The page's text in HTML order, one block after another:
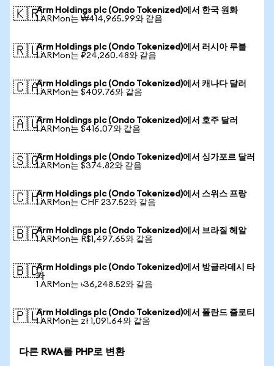
🇰🇷Arm Holdings plc (Ondo Tokenized)에서 한국 원화
1 ARMon는 ₩414,965.99와 같음
🇷🇺Arm Holdings plc (Ondo Tokenized)에서 러시아 루블
1 ARMon는 ₽24,260.48와 같음
🇨🇦Arm Holdings plc (Ondo Tokenized)에서 캐나다 달러
1 ARMon는 $409.76와 같음
🇦🇺Arm Holdings plc (Ondo Tokenized)에서 호주 달러
1 ARMon는 $416.07와 같음
🇸🇬Arm Holdings plc (Ondo Tokenized)에서 싱가포르 달러
1 ARMon는 $374.82와 같음
🇨🇭Arm Holdings plc (Ondo Tokenized)에서 스위스 프랑
1 ARMon는 CHF 237.52와 같음
🇧🇷Arm Holdings plc (Ondo Tokenized)에서 브라질 헤알
1 ARMon는 R$1,497.65와 같음
🇧🇩Arm Holdings plc (Ondo Tokenized)에서 방글라데시 타
카
1 ARMon는 ৳36,248.52와 같음
🇵🇱Arm Holdings plc (Ondo Tokenized)에서 폴란드 즐로티
1 ARMon는 zł 1,091.64와 같음
다른 RWA를 PHP로 변환